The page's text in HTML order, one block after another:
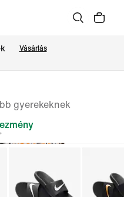
Vásárlás
gyerekeknek